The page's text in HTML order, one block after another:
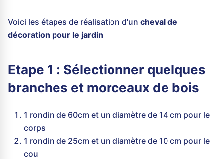
Voici les étapes de réalisation d'un cheval de
décoration pour le jardin
Etape 1 : Sélectionner quelques
branches et morceaux de bois
1 rondin de 60cm et un diamètre de 14 cm pour le
corps
1 rondin de 25cm et un diamètre de 10 cm pour le
cou